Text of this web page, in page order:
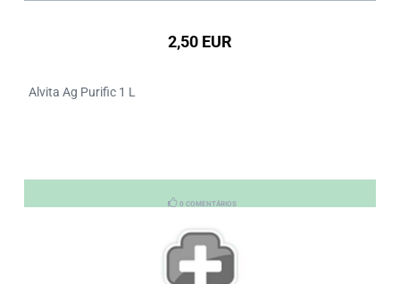
2,50 EUR
Alvita Ag Purific 1 L
0 COMENTÁRIOS